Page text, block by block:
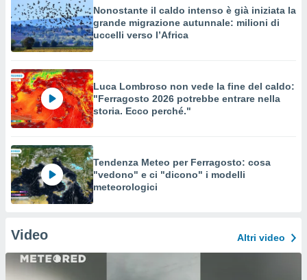
Nonostante il caldo intenso è già iniziata la
grande migrazione autunnale: milioni di
uccelli verso l’Africa
Luca Lombroso non vede la fine del caldo:
"Ferragosto 2026 potrebbe entrare nella
storia. Ecco perché."
Tendenza Meteo per Ferragosto: cosa
"vedono" e ci "dicono" i modelli
meteorologici
Video Altri video